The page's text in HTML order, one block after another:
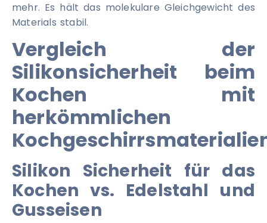
mehr. Es hält das molekulare Gleichgewicht des
Materials stabil.
Vergleich der
Silikonsicherheit beim
Kochen mit
herkömmlichen
Silikon Sicherheit für das
Kochen vs. Edelstahl und
Gusseisen